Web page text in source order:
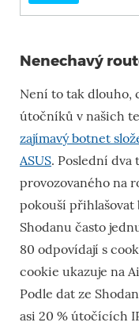
Nenechavý
Není to tak dlouho,
útočníků v našich
zajímavý botnet
ASUS. Poslední dva
provozovaného na
pokouší přihlašovat
Shodanu často
80 odpovídají s
cookie ukazuje na
Podle dat ze
asi 20 % útočících